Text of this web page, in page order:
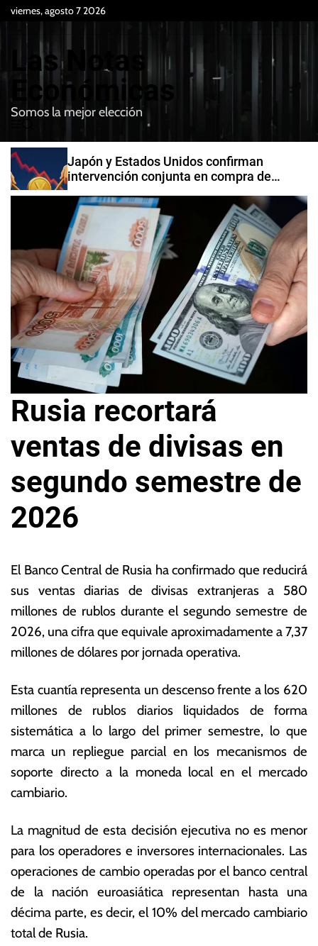
viernes, agosto 7 2026
Las Notas
Económicas
Somos la mejor elección
e
n
u
B
u
c
a
Japón y Estados Unidos confirman
intervención conjunta en compra de
Rusia recortará
ventas de divisas en
segundo semestre de
2026
9
e
ju
n
o
e
2
2
6
a
N
o
ta
E
o
n
m
ic
a
El Banco Central de Rusia ha confirmado que reducirá
sus ventas diarias de divisas extranjeras a 580
millones de rublos durante el segundo semestre de
2026, una cifra que equivale aproximadamente a 7,37
millones de dólares por jornada operativa.
Esta cuantía representa un descenso frente a los 620
millones de rublos diarios liquidados de forma
sistemática a lo largo del primer semestre, lo que
marca un repliegue parcial en los mecanismos de
soporte directo a la moneda local en el mercado
cambiario.
La magnitud de esta decisión ejecutiva no es menor
para los operadores e inversores internacionales. Las
operaciones de cambio operadas por el banco central
de la nación euroasiática representan hasta una
décima parte, es decir, el 10% del mercado cambiario
total de Rusia.